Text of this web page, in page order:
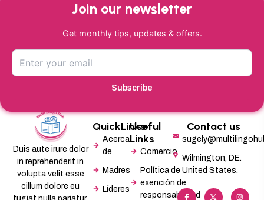
Join our newsletter
Get monthly tips, updates & offers.
Subscribe
Duis aute irure dolor
in reprehenderit in
volupta velit esse
cillum dolore eu
QuickLinks
Acerca
de
Madres
Líderes
Useful
Links
Comercio
Política de
exención de
responsabilidad
Contact us
Wilmington, DE.
United States.
F
a
X
-
I
n
L
i
M
e
P
i